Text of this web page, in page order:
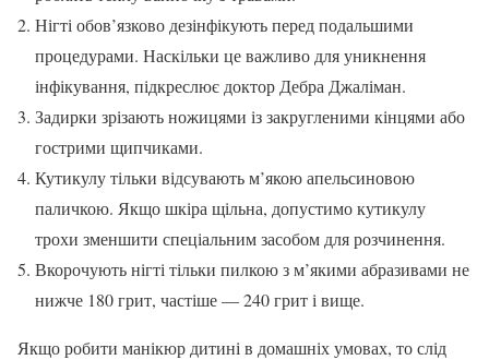
Нігті обов’язково дезінфікують перед подальшими
процедурами. Наскільки це важливо для уникнення
інфікування, підкреслює доктор Дебра Джаліман.
Задирки зрізають ножицями із закругленими кінцями або
гострими щипчиками.
Кутикулу тільки відсувають м’якою апельсиновою
паличкою. Якщо шкіра щільна, допустимо кутикулу
трохи зменшити спеціальним засобом для розчинення.
Вкорочують нігті тільки пилкою з м’якими абразивами не
нижче 180 грит, частіше — 240 грит і вище.
Якщо робити манікюр дитині в домашніх умовах, то слід